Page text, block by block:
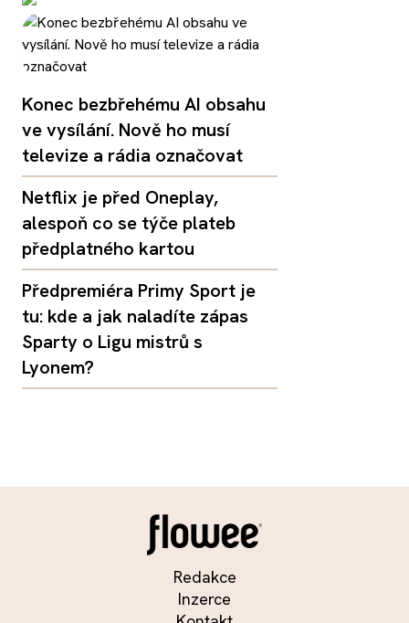
Konec bezbřehému AI obsahu
ve vysílání. Nově ho musí
televize a rádia označovat
Netflix je před Oneplay,
alespoň co se týče plateb
předplatného kartou
Předpremiéra Primy Sport je
tu: kde a jak naladíte zápas
Sparty o Ligu mistrů s
Lyonem?
Redakce
Inzerce